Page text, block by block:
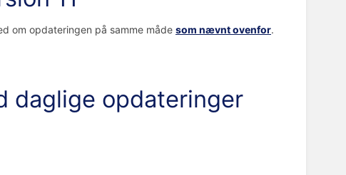
om opdateringen på samme måde som nævnt ovenfor.
daglige opdateringer